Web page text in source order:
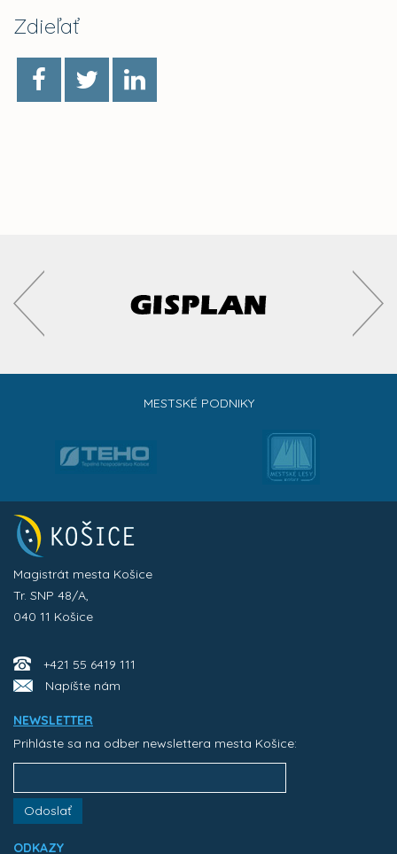
Zdieľať
MESTSKÉ PODNIKY
Magistrát mesta Košice
Tr. SNP 48/A,
040 11 Košice
+421 55 6419 111
Napíšte nám
NEWSLETTER
Prihláste sa na odber newslettera mesta Košice:
Odoslať
ODKAZY